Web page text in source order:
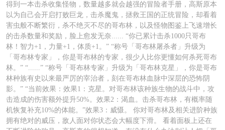
得到一本击杀收集怪物，数量越多就会越强的冒险者手册，高斯原本
以为自己会开启打败巨龙，击杀魔鬼，拯救王国的正统冒险，却看着
害虫般不断繁衍，杀不绝灭不尽的哥布林，以及怪物图鉴上飞速增长
的击杀数量和奖励，脸上愈发无奈...... “你已累计击杀1000只哥布
林！智力+1，力量+1，体质+1。” “称号「哥布林屠杀者」升级为
「哥布林专家」，你是哥布林的专家，很少人比你更懂如何杀死哥布
林。” “......” “称号「哥布林专家」升级为「哥布林克星」，你是哥布
林种族有史以来最严厉的宰治者，刻在哥布林血脉中深层的恐怖阴
影。” “当前效果：效果1：克星。对哥布林该种族生物的战斗中，攻
击造成的伤害额外提升50%。效果2：渴血。击杀哥布林，有概率随
机恢复补充10%的体能。”效果3：威慑。 你对哥布林及相关进阶种族
拥有绝对的威压，敌人面对你状态会大幅度下滑。 看着面板上还在